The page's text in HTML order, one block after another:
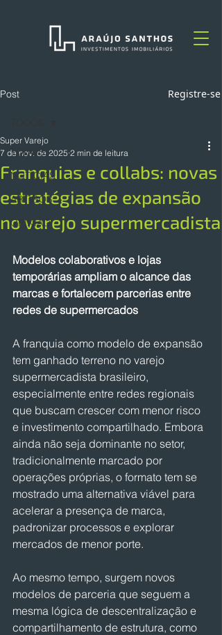
Post Registre-se
TODOS
NOTÍCIAS
ARTIGOS
OPINIÃO
Franquias e collabs: novas
estratégias de expansão
no varejo supermercadista
Super Varejo
7 de nov. de 2025 2 min de leitura
Modelos colaborativos e lojas
temporárias ampliam o alcance das
marcas e fortalecem parcerias entre
redes de supermercados
A franquia como modelo de expansão
tem ganhado terreno no varejo
supermercadista brasileiro,
especialmente entre redes regionais
que buscam crescer com menor risco
e investimento compartilhado. Embora
ainda não seja dominante no setor,
tradicionalmente marcado por
operações próprias, o formato tem se
mostrado uma alternativa viável para
acelerar a presença de marca,
padronizar processos e explorar
mercados de menor porte.
Ao mesmo tempo, surgem novos
modelos de parceria que seguem a
mesma lógica de descentralização e
compartilhamento de estrutura, como